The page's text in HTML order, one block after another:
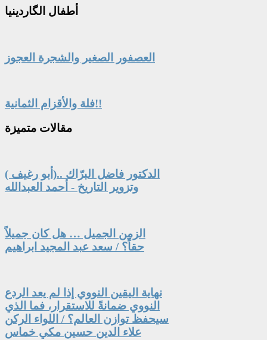
أطفال الگاردينيا
العصفور الصغير والشجرة العجوز
فلة والأقزام الثمانية!!
مقالات متميزة
الدكتور فاضل البرّاك ..(أبو رغيف )
وتزوير التاريخ - أحمد العبدالله
الزمن الجميل … هل كان جميلاً
حقاً؟ / سعد عبد المجيد ابراهيم
نهاية اليقين النووي إذا لم يعد الردع
النووي ضمانةً للاستقرار، فما الذي
سيحفظ توازن العالم؟ / اللواء الركن
علاء الدين حسين مكي خماس